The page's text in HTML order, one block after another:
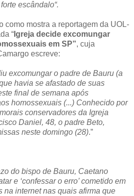
escândalo“.
como mostra a reportagem da UOL-
“ Igreja decide excomungar
em SP”, cuja
escreve:
excomungar o padre de Bauru (a
havia se afastado de suas
final de semana após
homossexuais (...) Conhecido por
conservadores da Igreja
Daniel, 48, o padre Beto,
neste domingo (28).”
do bispo de Bauru, Caetano
e ‘confessar o erro’ cometido em
na internet nas quais afirma que